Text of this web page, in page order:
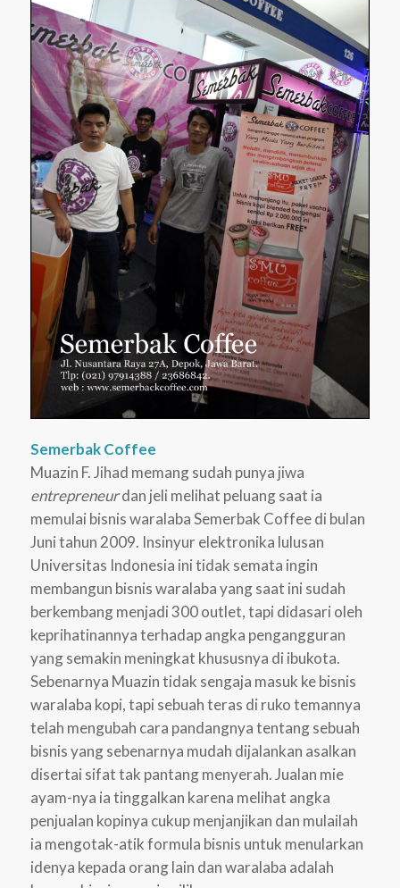
Semerbak Coffee
Muazin F. Jihad memang sudah punya jiwa
entrepreneurdan jeli melihat peluang saat ia
memulai bisnis waralaba Semerbak Coffee di bulan
Juni tahun 2009. Insinyur elektronika lulusan
Universitas Indonesia ini tidak semata ingin
membangun bisnis waralaba yang saat ini sudah
berkembang menjadi 300 outlet, tapi didasari oleh
keprihatinannya terhadap angka pengangguran
yang semakin meningkat khususnya di ibukota.
Sebenarnya Muazin tidak sengaja masuk ke bisnis
waralaba kopi, tapi sebuah teras di ruko temannya
telah mengubah cara pandangnya tentang sebuah
bisnis yang sebenarnya mudah dijalankan asalkan
disertai sifat tak pantang menyerah. Jualan mie
ayam-nya ia tinggalkan karena melihat angka
penjualan kopinya cukup menjanjikan dan mulailah
ia mengotak-atik formula bisnis untuk menularkan
idenya kepada orang lain dan waralaba adalah